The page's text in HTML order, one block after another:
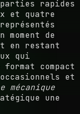
rapides
et quatre
de
en restant
qui
compact
et
mécanique
une